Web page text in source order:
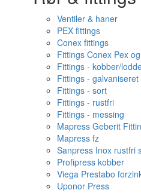
Ventiler & haner
PEX fittings
Conex fittings
Fittings Conex Pex
Fittings - kobber/
Fittings - galvaniseret
Fittings - sort
Fittings - rustfri
Fittings - messing
Mapress Geberit
Mapress fz
Sanpress Inox rustfri
Profipress kobber
Viega Prestabo
Uponor Press